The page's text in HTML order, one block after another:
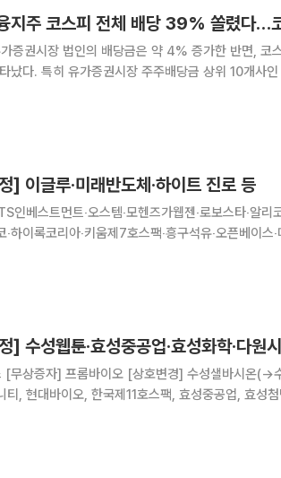
증권시장 법인의 배당금은 약 4% 증가한 반면, 코
났다. 특히 유가증권시장 주주배당금 상위 10개사
] 이글루·미래반도체·하이트 진로 등
인베스트먼트‧오스템‧모헨즈가웹젠‧로보스타‧알리
‧하이록코리아‧키움제7호스팩‧흥구석유‧오픈베이스
‧일지테크‧아가방컴퍼니‧자연과환경‧이수앱지스‧동일
] 수성웹툰·효성중공업·효성화학·다원
티, 현대바이오, 한국제11호스팩, 효성중공업, 효성
딩스, NI